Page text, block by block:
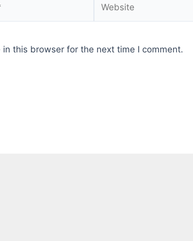
this browser for the next time I comment.